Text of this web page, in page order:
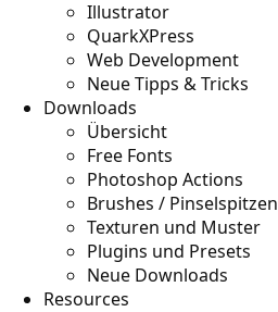
Illustrator
QuarkXPress
Web Development
Neue Tipps & Tricks
Downloads
Übersicht
Free Fonts
Photoshop Actions
Brushes / Pinselspitzen
Texturen und Muster
Plugins und Presets
Neue Downloads
Resources